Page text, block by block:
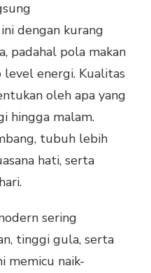
dengan kurang
padahal pola makan
energi. Kualitas
oleh apa yang
hingga malam.
tubuh lebih
hati, serta
sering
tinggi gula, serta
memicu naik-